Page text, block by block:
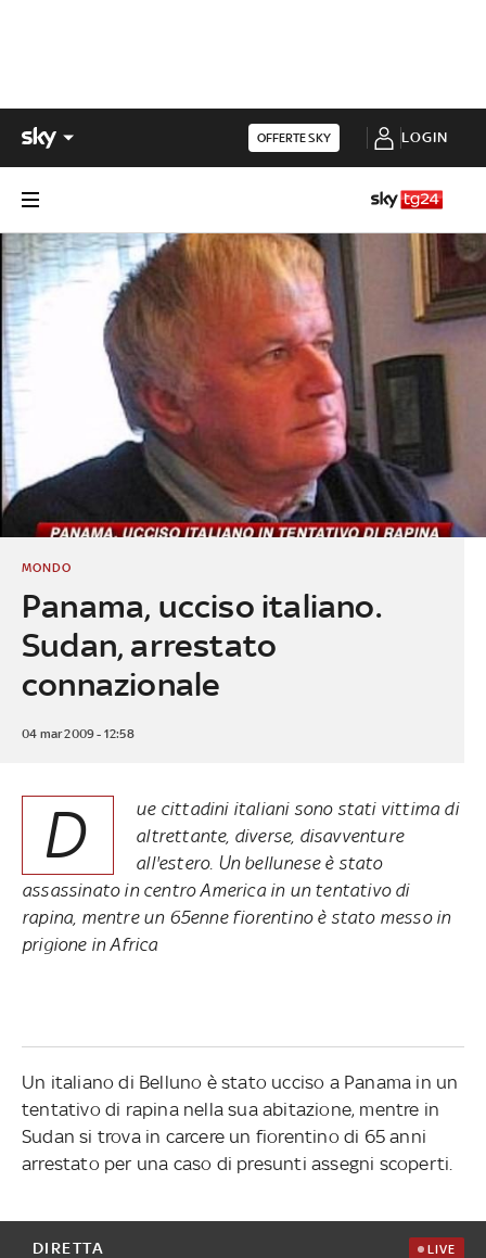
OFFERTE SKY LOGIN
Panama, ucciso italiano.
Sudan, arrestato
connazionale
MONDO
04 mar 2009 - 12:58
D
ue cittadini italiani sono stati vittima di
altrettante, diverse, disavventure
all'estero. Un bellunese è stato
assassinato in centro America in un tentativo di
rapina, mentre un 65enne fiorentino è stato messo in
prigione in Africa
Un italiano di Belluno è stato ucciso a Panama in un
tentativo di rapina nella sua abitazione, mentre in
Sudan si trova in carcere un fiorentino di 65 anni
arrestato per una caso di presunti assegni scoperti.
DIRETTA LIVE